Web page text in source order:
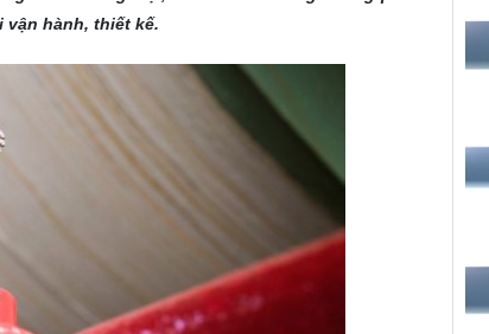
hành, thiết kế.